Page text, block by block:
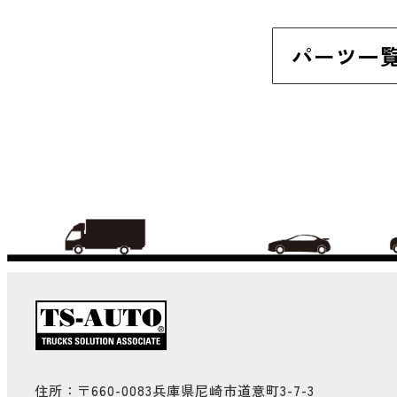
パーツ一
住所：〒660-0083兵庫県尼崎市道意町3-7-3